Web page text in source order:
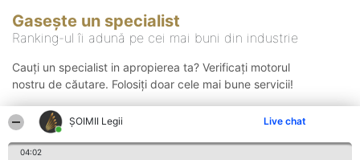
ȘOIMII Legii Live chat
04:02
Gasește un specialist
Ranking-ul îi adună pe cei mai buni din industrie
Cauți un specialist in apropierea ta? Verificați motorul
nostru de căutare. Folosiți doar cele mai bune servicii!